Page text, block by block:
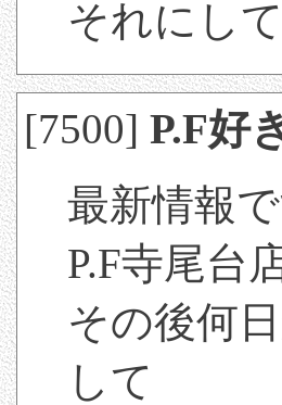
それにし
[7500]P.F好
最新情報で
P.F寺尾台
その後何
して